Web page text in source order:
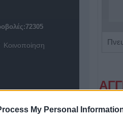
My Personal
Κοινοποίηση